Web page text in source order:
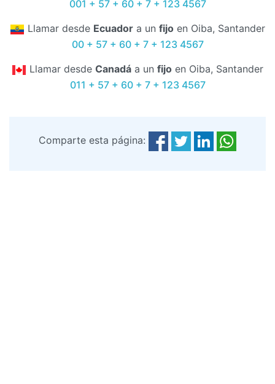
001 + 57 + 60 + 7 + 123 4567
Llamar desde Ecuador a un fijo en Oiba, Santander
00 + 57 + 60 + 7 + 123 4567
Llamar desde Canadá a un fijo en Oiba, Santander
011 + 57 + 60 + 7 + 123 4567
Comparte esta página: